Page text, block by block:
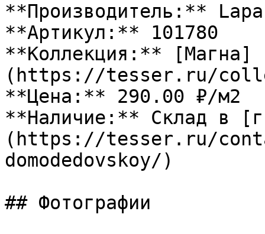
**Производитель:**
**Артикул:** 101780
**Коллекция:** [Магна]
(https://tesser.ru/
**Цена:** 290.00 ₽/м2
**Наличие:** Склад в
(https://tesser.ru/
domodedovskoy/)
## Фотографии